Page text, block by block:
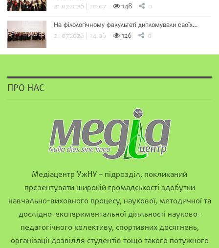
21.07.2026 | 20:07 148 0
На філологічному факультеті дипломували своїх…
21.07.2026 | 14:06 126 0
ПРО НАС
Медіацентр УжНУ – підрозділ, покликаний
презентувати широкій громадськості здобутки
навчально-виховного процесу, наукової, методичної та
дослідно-експериментальної діяльності науково-
педагогічного колективу, спортивних досягнень,
організації дозвілля студентів тощо такого потужного